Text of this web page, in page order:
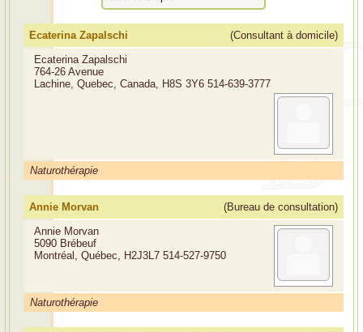
Ecaterina Zapalschi
(Consultant à domicile)
Ecaterina Zapalschi
764-26 Avenue
Lachine, Quebec, Canada, H8S 3Y6 514-639-3777
Naturothérapie
Annie Morvan
(Bureau de consultation)
Annie Morvan
5090 Brébeuf
Montréal, Québec, H2J3L7 514-527-9750
Naturothérapie